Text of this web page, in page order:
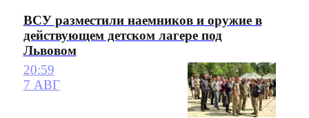
ВСУ разместили наемников и оружие в
действующем детском лагере под
Львовом
20:59
7 АВГ